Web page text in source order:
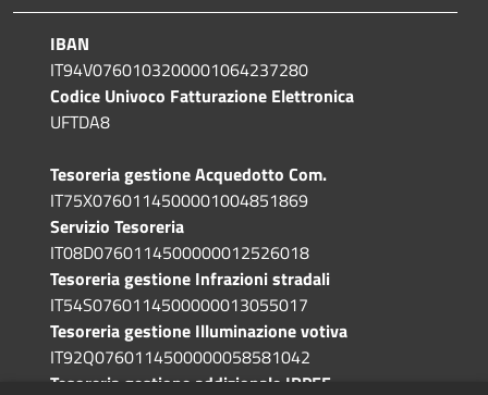
IBAN
IT94V0760103200001064237280
Codice Univoco Fatturazione Elettronica
UFTDA8
Tesoreria gestione Acquedotto Com.
IT75X0760114500001004851869
Servizio Tesoreria
IT08D0760114500000012526018
Tesoreria gestione Infrazioni stradali
IT54S0760114500000013055017
Tesoreria gestione Illuminazione votiva
IT92Q0760114500000058581042
Tesoreria gestione addizionale IRPEF